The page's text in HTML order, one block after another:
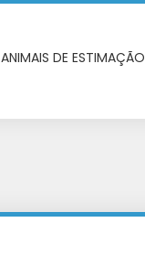
ANIMAIS DE ESTIMAÇÃO